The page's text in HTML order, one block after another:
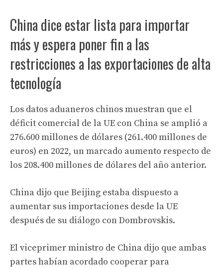
China dice estar lista para importar
más y espera poner fin a las
restricciones a las exportaciones de alta
tecnología
Los datos aduaneros chinos muestran que el
déficit comercial de la UE con China se amplió a
276.600 millones de dólares (261.400 millones de
euros) en 2022, un marcado aumento respecto de
los 208.400 millones de dólares del año anterior.
China dijo que Beijing estaba dispuesto a
aumentar sus importaciones desde la UE
después de su diálogo con Dombrovskis.
El viceprimer ministro de China dijo que ambas
partes habían acordado cooperar para